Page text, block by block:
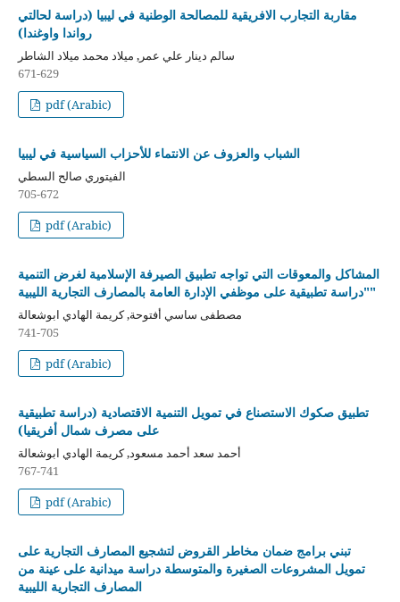
مقاربة التجارب الافريقية للمصالحة الوطنية في ليبيا (دراسة لحالتي
رواندا واوغندا)
سالم دينار علي عمر, ميلاد محمد ميلاد الشاطر
671-629
pdf (Arabic)
الشباب والعزوف عن الانتماء للأحزاب السياسية في ليبيا
الفيتوري صالح السطي
705-672
pdf (Arabic)
المشاكل والمعوقات التي تواجه تطبيق الصيرفة الإسلامية لغرض التنمية
"دراسة تطبيقية على موظفي الإدارة العامة بالمصارف التجارية الليبية"
مصطفى ساسي أفتوحة, كريمة الهادي ابوشعالة
741-705
pdf (Arabic)
تطبيق صكوك الاستصناع في تمويل التنمية الاقتصادية (دراسة تطبيقية
على مصرف شمال أفريقيا)
أحمد سعد أحمد مسعود, كريمة الهادي ابوشعالة
767-741
pdf (Arabic)
تبني برامج ضمان مخاطر القروض لتشجيع المصارف التجارية على
تمويل المشروعات الصغيرة والمتوسطة دراسة ميدانية على عينة من
المصارف التجارية الليبية